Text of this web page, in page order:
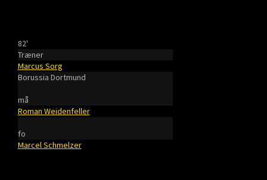
82'
Træner
Marcus Sorg
Borussia Dortmund
må
Roman Weidenfeller
fo
Marcel Schmelzer